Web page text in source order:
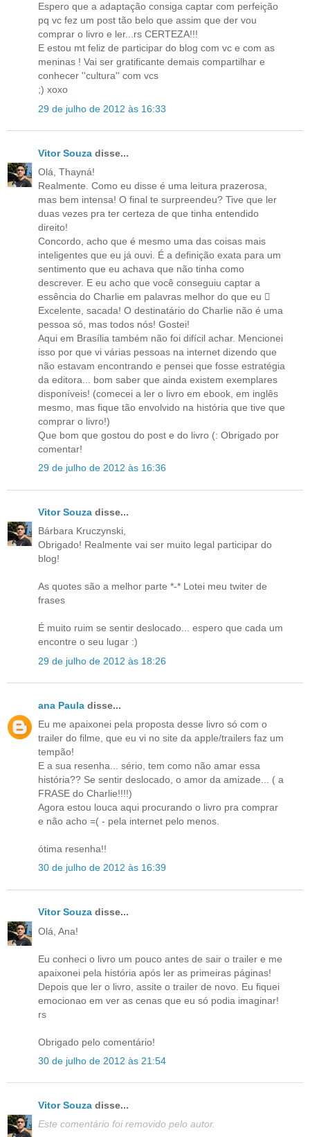
Espero que a adaptação consiga captar com perfeição
pq vc fez um post tão belo que assim que der vou
comprar o livro e ler...rs CERTEZA!!!
E estou mt feliz de participar do blog com vc e com as
meninas ! Vai ser gratificante demais compartilhar e
conhecer ''cultura'' com vcs
;) xoxo
29 de julho de 2012 às 16:33
Vitor Souza disse...
Olá, Thayná!
Realmente. Como eu disse é uma leitura prazerosa,
mas bem intensa! O final te surpreendeu? Tive que ler
duas vezes pra ter certeza de que tinha entendido
direito!
Concordo, acho que é mesmo uma das coisas mais
inteligentes que eu já ouvi. É a definição exata para um
sentimento que eu achava que não tinha como
descrever. E eu acho que você conseguiu captar a
essência do Charlie em palavras melhor do que eu 
Excelente, sacada! O destinatário do Charlie não é uma
pessoa só, mas todos nós! Gostei!
Aqui em Brasília também não foi difícil achar. Mencionei
isso por que vi várias pessoas na internet dizendo que
não estavam encontrando e pensei que fosse estratégia
da editora... bom saber que ainda existem exemplares
disponíveis! (comecei a ler o livro em ebook, em inglês
mesmo, mas fique tão envolvido na história que tive que
comprar o livro!)
Que bom que gostou do post e do livro (: Obrigado por
comentar!
29 de julho de 2012 às 16:36
Vitor Souza disse...
Bárbara Kruczynski,
Obrigado! Realmente vai ser muito legal participar do
blog!
As quotes são a melhor parte *-* Lotei meu twiter de
frases
É muito ruim se sentir deslocado... espero que cada um
encontre o seu lugar :)
29 de julho de 2012 às 18:26
ana Paula disse...
Eu me apaixonei pela proposta desse livro só com o
trailer do filme, que eu vi no site da apple/trailers faz um
tempão!
E a sua resenha... sério, tem como não amar essa
história?? Se sentir deslocado, o amor da amizade... ( a
FRASE do Charlie!!!!)
Agora estou louca aqui procurando o livro pra comprar
e não acho =( - pela internet pelo menos.
ótima resenha!!
30 de julho de 2012 às 16:39
Vitor Souza disse...
Olá, Ana!
Eu conheci o livro um pouco antes de sair o trailer e me
apaixonei pela história após ler as primeiras páginas!
Depois que ler o livro, assite o trailer de novo. Eu fiquei
emocionao em ver as cenas que eu só podia imaginar!
rs
Obrigado pelo comentário!
30 de julho de 2012 às 21:54
Vitor Souza disse...
Este comentário foi removido pelo autor.